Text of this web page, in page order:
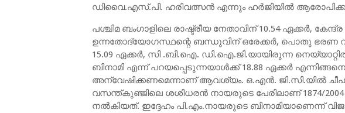
ഡിവൈ.എസ്.പി. ഹരിവത്സന്‍ എന്നും ഹര്‍ജിയില്‍
പശ്ചിമ ബംഗാളിലെ രാഷ്ട്രീയ നേതാവിന് 10.54 ഏക്കര്‍,
ഉന്നതോദ്യോഗസ്ഥന്റെ ബന്ധുവിന് ഒരേക്കര്‍, പൊതു ഭരണ
15.09 ഏക്കര്‍, സി .ബി.ഐ. ഡി.ഐ.ജി.യായിരുന്ന
ബിനാമി എന്ന് പറയപ്പെടുന്നയാള്‍ക്ക് 18.88 ഏക്കര്‍
അന്വേഷിക്കണമെന്നാണ് ആവശ്യം. ഒ.എന്‍. ജി.സി.യില്‍
വസന്ത്കുഞ്ജിലെ ശശിധരന്‍ നായരുടെ പേരിലാണ് 1874/
നല്‍കിയത്. ഇദ്ദേഹം പി.എം.നായരുടെ ബിനാമിയാണെന്ന്